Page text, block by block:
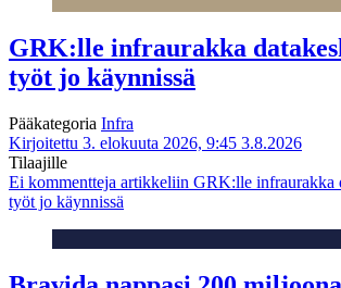
GRK:lle infraurakka
työt jo käynnissä
Pääkategoria Infra
Kirjoitettu 3. elokuuta 2026, 9:45 3.8.2026
Tilaajille
Ei kommentteja artikkeliin GRK:lle infraurakka
työt jo käynnissä